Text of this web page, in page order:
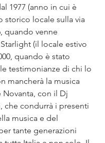
1977 (anno in cui è
storico locale sulla via
quando venne
(il locale estivo
quando è stato
testimonianze di chi lo
mancherà la musica
Novanta, con il Dj
che condurrà i presenti
musica e del
tante generazioni